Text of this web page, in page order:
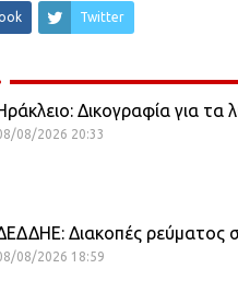
Twitter
Δικογραφία για
08/2026 20:33
Διακοπές ρεύματος
08/2026 18:59